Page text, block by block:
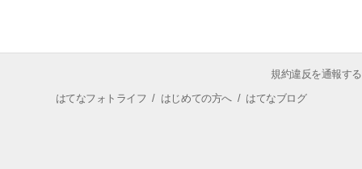
規約違反を通報する
はてなフォトライフ / はじめての方へ/ はてなブログ